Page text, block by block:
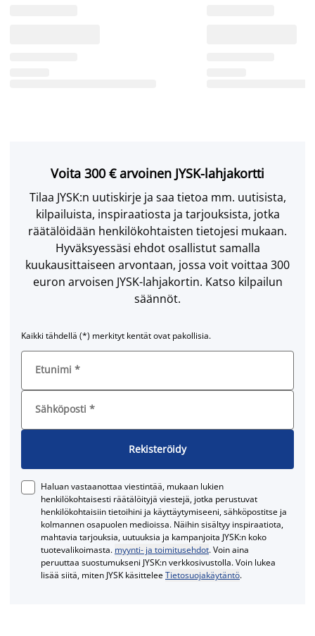
Voita 300 € arvoinen JYSK-lahjakortti
Tilaa JYSK:n uutiskirje ja saa tietoa mm. uutisista,
kilpailuista, inspiraatiosta ja tarjouksista, jotka
räätälöidään henkilökohtaisten tietojesi mukaan.
Hyväksyessäsi ehdot osallistut samalla
kuukausittaiseen arvontaan, jossa voit voittaa 300
euron arvoisen JYSK-lahjakortin. Katso kilpailun
säännöt.
Kaikki tähdellä (*) merkityt kentät ovat pakollisia.
Etunimi *
Sähköposti *
Rekisteröidy
Haluan vastaanottaa viestintää, mukaan lukien
henkilökohtaisesti räätälöityjä viestejä, jotka perustuvat
henkilökohtaisiin tietoihini ja käyttäytymiseeni, sähköpostitse ja
kolmannen osapuolen medioissa. Näihin sisältyy inspiraatiota,
mahtavia tarjouksia, uutuuksia ja kampanjoita JYSK:n koko
tuotevalikoimasta. myynti- ja toimitusehdot. Voin aina
peruuttaa suostumukseni JYSK:n verkkosivustolla. Voin lukea
lisää siitä, miten JYSK käsitteleeTietosuojakäytäntö.